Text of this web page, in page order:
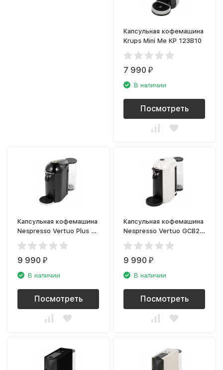
Капсульная кофемашина
Krups Mini Me KP 123B10
7 990₽
В наличии
Посмотреть
Капсульная кофемашина
Nespresso Vertuo Plus C
GCB2 EU Black
9 990₽
В наличии
Посмотреть
Капсульная кофемашина
Nespresso Vertuo GCB2-
EU-WH-NE1
9 990₽
В наличии
Посмотреть